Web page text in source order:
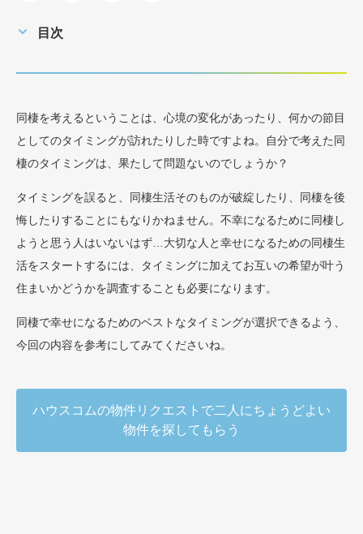
目次
同棲を考えるということは、心境の変化があったり、何かの節目
としてのタイミングが訪れたりした時ですよね。自分で考えた同
棲のタイミングは、果たして問題ないのでしょうか？
タイミングを誤ると、同棲生活そのものが破綻したり、同棲を後
悔したりすることにもなりかねません。不幸になるために同棲し
ようと思う人はいないはず…大切な人と幸せになるための同棲生
活をスタートするには、タイミングに加えてお互いの希望が叶う
住まいかどうかを調査することも必要になります。
同棲で幸せになるためのベストなタイミングが選択できるよう、
今回の内容を参考にしてみてくださいね。
ハウスコムの物件リクエストで二人にちょうどよい
物件を探してもらう